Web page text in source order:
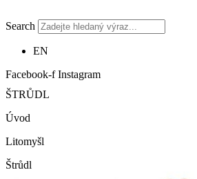
Search
EN
Facebook-f Instagram
ŠTRŮDL
Úvod
Litomyšl
Štrůdl